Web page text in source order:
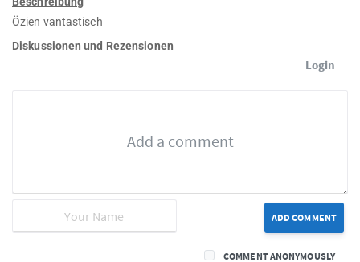
Özien vantastisch
Diskussionen und Rezensionen
Login
ADD COMMENT
COMMENT ANONYMOUSLY